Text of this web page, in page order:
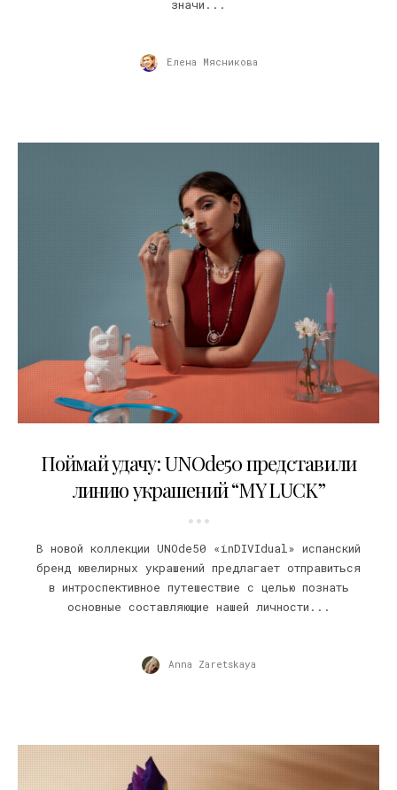
значи...
Елена Мясникова
Поймай удачу: UNOde50 представили
линию украшений “MY LUCK”
В новой коллекции UNOde50 «inDIVIdual» испанский
бренд ювелирных украшений предлагает отправиться
в интроспективное путешествие c целью познать
основные составляющие нашей личности...
Anna Zaretskaya